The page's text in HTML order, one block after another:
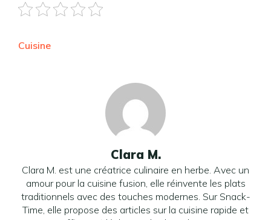
Cuisine
Clara M.
Clara M. est une créatrice culinaire en herbe. Avec un
amour pour la cuisine fusion, elle réinvente les plats
traditionnels avec des touches modernes. Sur Snack-
Time, elle propose des articles sur la cuisine rapide et